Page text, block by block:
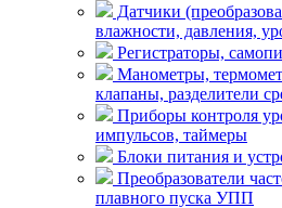
Датчики
влажности, давления,
Регистраторы,
Манометры,
клапаны, разделители
Приборы контроля
импульсов, таймеры
Блоки питания и
Преобразователи
плавного пуска УПП